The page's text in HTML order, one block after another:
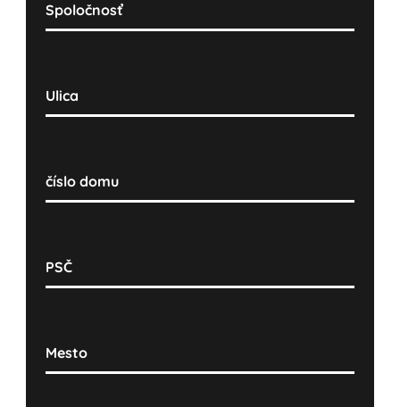
Spoločnosť
Ulica
číslo domu
PSČ
Mesto